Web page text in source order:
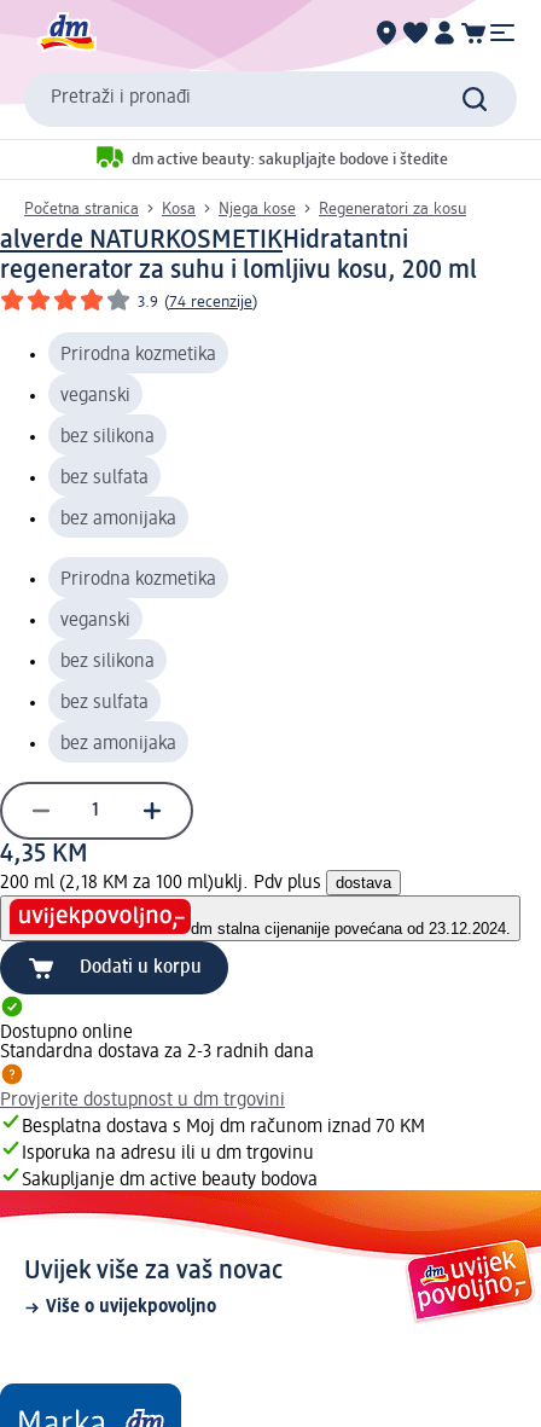
Pretraži i pronađi
dm active beauty: sakupljajte bodove i štedite
Početna stranica Kosa Njega kose Regeneratori za kosu
alverde NATURKOSMETIKHidratantni
regenerator za suhu i lomljivu kosu, 200 ml
3.9 (74 recenzije)
Prirodna kozmetika
veganski
bez silikona
bez sulfata
bez amonijaka
Prirodna kozmetika
veganski
bez silikona
bez sulfata
bez amonijaka
4,35 KM
200 ml (2,18 KM za 100 ml)uklj. Pdv plus dostava
dm stalna cijenanije povećana od 23.12.2024.
Dodati u korpu
Dostupno online
Standardna dostava za 2-3 radnih dana
Provjerite dostupnost u dm trgovini
Besplatna dostava s Moj dm računom iznad 70 KM
Isporuka na adresu ili u dm trgovinu
Sakupljanje dm active beauty bodova
Uvijek više za vaš novac
Više o uvijekpovoljno